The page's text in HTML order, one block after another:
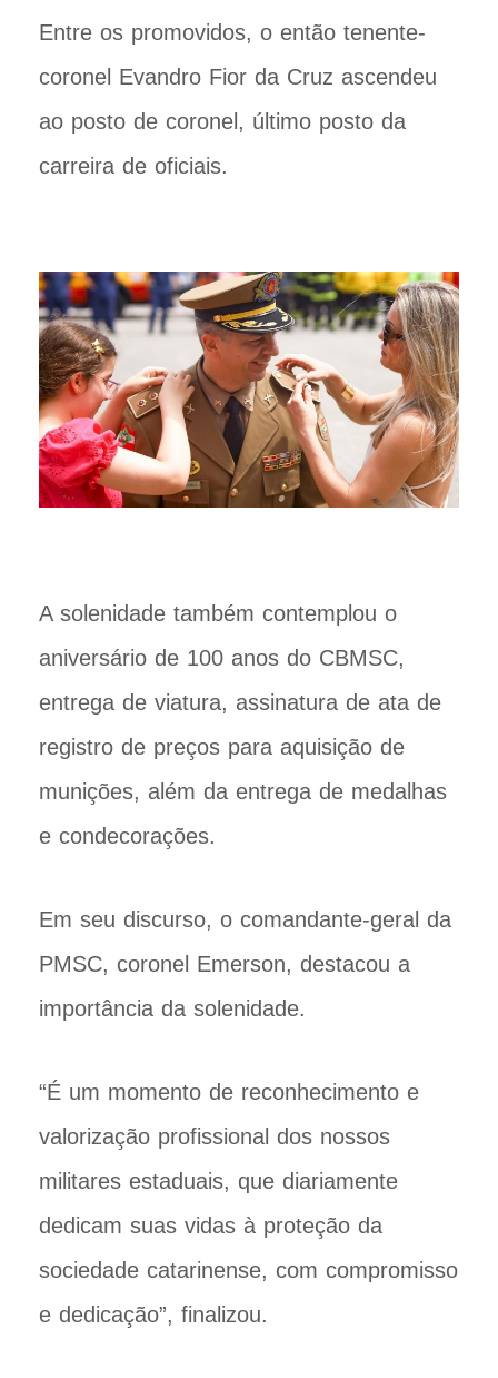
Entre os promovidos, o então tenente-
coronel Evandro Fior da Cruz ascendeu
ao posto de coronel, último posto da
carreira de oficiais.
A solenidade também contemplou o
aniversário de 100 anos do CBMSC,
entrega de viatura, assinatura de ata de
registro de preços para aquisição de
munições, além da entrega de medalhas
e condecorações.
Em seu discurso, o comandante-geral da
PMSC, coronel Emerson, destacou a
importância da solenidade.
“É um momento de reconhecimento e
valorização profissional dos nossos
militares estaduais, que diariamente
dedicam suas vidas à proteção da
sociedade catarinense, com compromisso
e dedicação”, finalizou.